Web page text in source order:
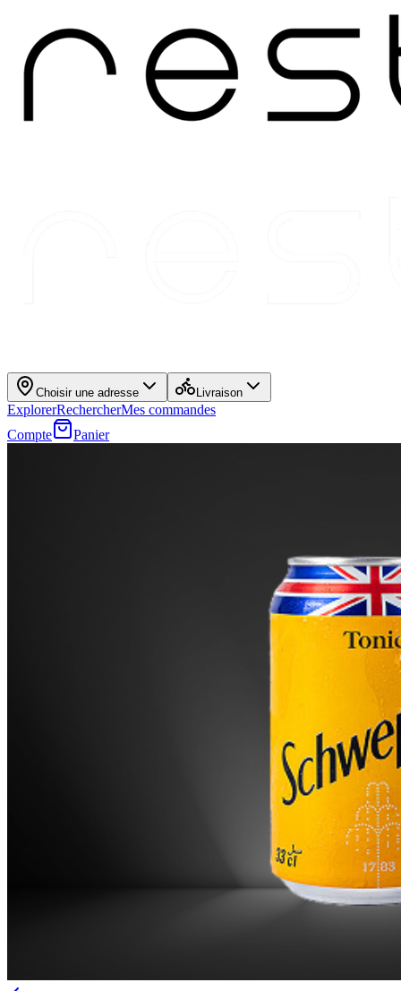
Choisir une adresse Livraison
ExplorerRechercherMes commandes
Compte
Panier